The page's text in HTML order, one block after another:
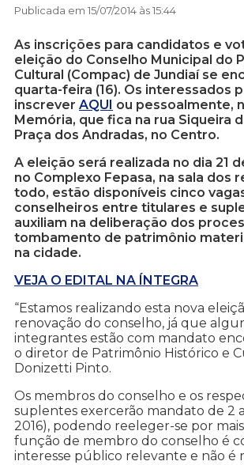
Publicada em 15/07/2014 às 15:44
As inscrições para candidatos e
eleição do Conselho Municipal do
Cultural (Compac) de Jundiaí se
quarta-feira (16). Os interessados
inscrever AQUI ou pessoalmente,
Memória, que fica na rua Siqueira
Praça dos Andradas, no Centro.
A eleição será realizada no dia 21
no Complexo Fepasa, na sala dos
todo, estão disponíveis cinco
conselheiros entre titulares e
auxiliam na deliberação dos
tombamento de patrimônio
na cidade.
VEJA O EDITAL NA ÍNTEGRA
“Estamos realizando esta nova
renovação do conselho, já que
integrantes estão com mandato
o diretor de Patrimônio Histórico e
Donizetti Pinto.
Os membros do conselho e os
suplentes exercerão mandato de 2
2016), podendo reeleger-se por mais
função de membro do conselho é
interesse público relevante e não é